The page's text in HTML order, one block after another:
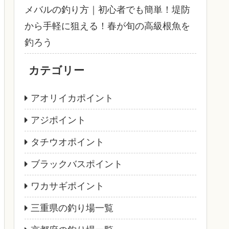
メバルの釣り方｜初心者でも簡単！堤防
から手軽に狙える！春が旬の高級根魚を
釣ろう
カテゴリー
アオリイカポイント
アジポイント
タチウオポイント
ブラックバスポイント
ワカサギポイント
三重県の釣り場一覧